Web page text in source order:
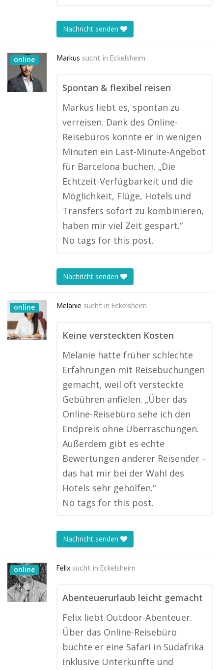
Nachricht senden
online Markus sucht in Eckelsheim
Spontan & flexibel reisen
Markus liebt es, spontan zu
verreisen. Dank des Online-
Reisebüros konnte er in wenigen
Minuten ein Last-Minute-Angebot
für Barcelona buchen. „Die
Echtzeit-Verfügbarkeit und die
Möglichkeit, Flüge, Hotels und
Transfers sofort zu kombinieren,
haben mir viel Zeit gespart.“
No tags for this post.
Nachricht senden
online Melanie sucht in Eckelsheim
Keine versteckten Kosten
Melanie hatte früher schlechte
Erfahrungen mit Reisebuchungen
gemacht, weil oft versteckte
Gebühren anfielen. „Über das
Online-Reisebüro sehe ich den
Endpreis ohne Überraschungen.
Außerdem gibt es echte
Bewertungen anderer Reisender –
das hat mir bei der Wahl des
Hotels sehr geholfen.“
No tags for this post.
Nachricht senden
online Felix sucht in Eckelsheim
Abenteuerurlaub leicht gemacht
Felix liebt Outdoor-Abenteuer.
Über das Online-Reisebüro
buchte er eine Safari in Südafrika
inklusive Unterkünfte und